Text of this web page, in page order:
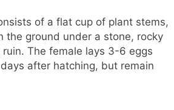
of a flat cup of plant stems,
the ground under a stone, rocky
The female lays 3-6 eggs
after hatching, but remain